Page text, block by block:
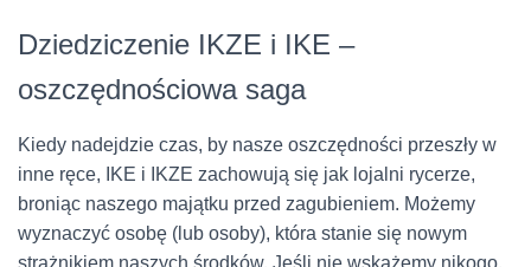
Dziedziczenie IKZE i IKE –
oszczędnościowa saga
Kiedy nadejdzie czas, by nasze oszczędności przeszły w
inne ręce, IKE i IKZE zachowują się jak lojalni rycerze,
broniąc naszego majątku przed zagubieniem. Możemy
wyznaczyć osobę (lub osoby), która stanie się nowym